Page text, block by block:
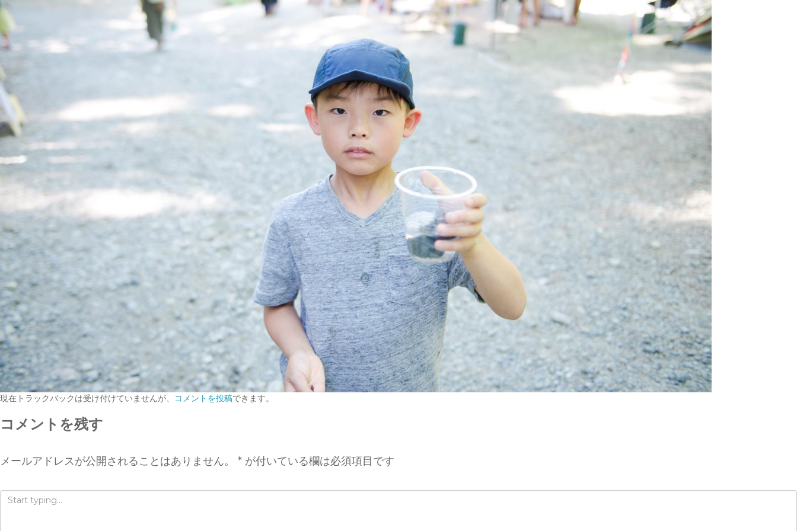
現在トラックバックは受け付けていませんが、 コメントを投稿できます。
コメントを残す
メールアドレスが公開されることはありません。 * が付いている欄は必須項目です